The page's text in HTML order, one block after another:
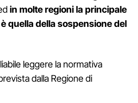
in molte regioni la principale
quella della sospensione del
leggere la normativa
dalla Regione di